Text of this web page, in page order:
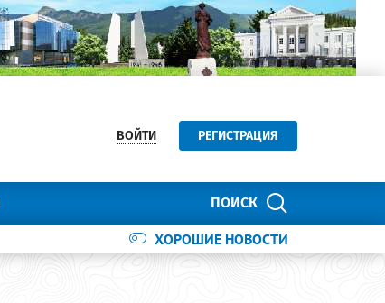
ВОЙТИ РЕГИСТРАЦИЯ
ПОИСК
ХОРОШИЕ НОВОСТИ